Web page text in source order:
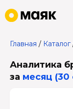
Главная / Каталог
Аналитика
за месяц (30